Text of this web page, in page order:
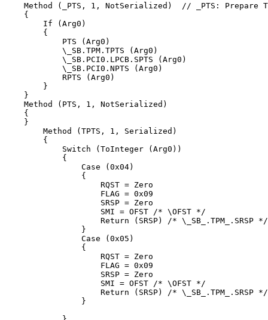
Method (_PTS, 1, NotSerialized)  // _PTS: Prepare
    {
        If (Arg0)
        {
            PTS (Arg0)
            \_SB.TPM.TPTS (Arg0)
            \_SB.PCI0.LPCB.SPTS (Arg0)
            \_SB.PCI0.NPTS (Arg0)
            RPTS (Arg0)
        }
    }
    Method (PTS, 1, NotSerialized)
    {
    }
        Method (TPTS, 1, Serialized)
        {
            Switch (ToInteger (Arg0))
            {
                Case (0x04)
                {
                    RQST = Zero
                    FLAG = 0x09
                    SRSP = Zero
                    SMI = OFST /* \OFST */
                    Return (SRSP) /* \_SB_.TPM_.SRSP */
                }
                Case (0x05)
                {
                    RQST = Zero
                    FLAG = 0x09
                    SRSP = Zero
                    SMI = OFST /* \OFST */
                    Return (SRSP) /* \_SB_.TPM_.SRSP */
                }